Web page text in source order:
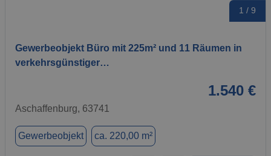
1 / 9
Gewerbeobjekt Büro mit 225m² und 11 Räumen in
verkehrsgünstiger…
1.540 €
Aschaffenburg, 63741
Gewerbeobjekt ca. 220,00 m²